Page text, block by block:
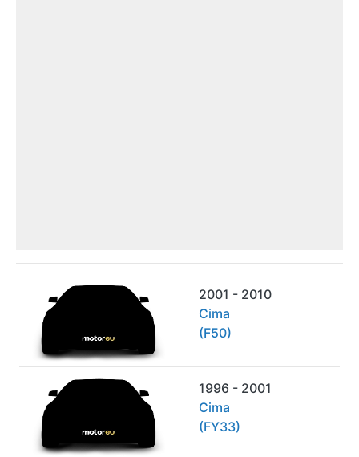
2001 - 2010
Cima
(F50)
1996 - 2001
Cima
(FY33)